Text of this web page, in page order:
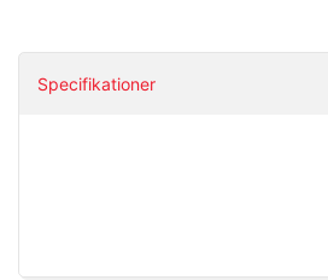
Specifikationer